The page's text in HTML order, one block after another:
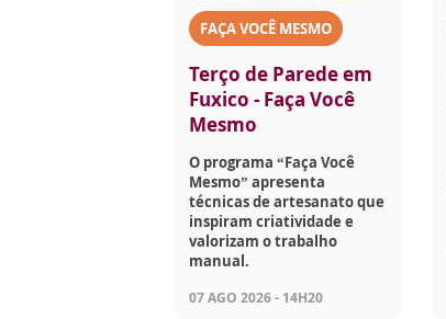
FAÇA VOCÊ MESMO
Terço de Parede em
Fuxico - Faça Você
Mesmo
O programa “Faça Você
Mesmo” apresenta
técnicas de artesanato que
inspiram criatividade e
valorizam o trabalho
manual.
07 AGO 2026 - 14H20